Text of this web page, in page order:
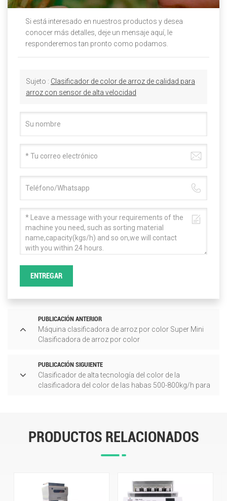
Si está interesado en nuestros productos y desea
conocer más detalles, deje un mensaje aquí, le
responderemos tan pronto como podamos.
Sujeto : Clasificador de color de arroz de calidad para
arroz con sensor de alta velocidad
ENTREGAR
PUBLICACIÓN ANTERIOR
Máquina clasificadora de arroz por color Super Mini
Clasificadora de arroz por color
PUBLICACIÓN SIGUIENTE
Clasificador de alta tecnología del color de la
clasificadora del color de las habas 500-800kg/h para
PRODUCTOS RELACIONADOS